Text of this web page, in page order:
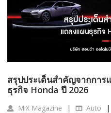
สรุปประเด็นสำคัญจากการ
ธุรกิจ Honda ปี 2026
MiX Magazine Auto